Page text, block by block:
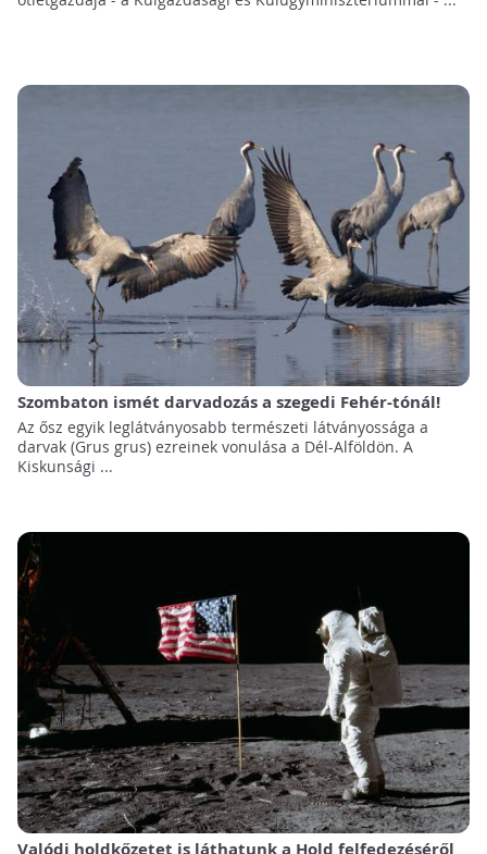
Szombaton ismét darvadozás a szegedi Fehér-tónál!
Az ősz egyik leglátványosabb természeti látványossága a
darvak (Grus grus) ezreinek vonulása a Dél-Alföldön. A
Kiskunsági ...
Valódi holdkőzetet is láthatunk a Hold felfedezéséről